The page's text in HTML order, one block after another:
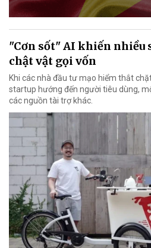
"Cơn sốt" AI khiến nhiều
chật vật gọi vốn
Khi các nhà đầu tư mạo hiểm thắt
startup hướng đến người tiêu dùng,
các nguồn tài trợ khác.